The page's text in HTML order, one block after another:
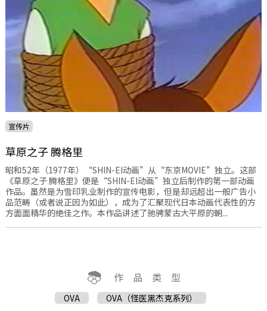
宣传片
草原之子 腾格里
昭和52年（1977年）“SHIN-EI动画”从“东京MOVIE”独立。这部
《草原之子 腾格里》便是“SHIN-EI动画”独立后制作的第一部动画
作品。虽然是为雪印乳业制作的宣传电影，但是却远超出一般广告小
品范畴（或者说正因为如此），成为了汇聚现代日本动画代表性的方
方面面精华的绝佳之作。本作品讲述了驰骋蒙古大平原的朝...
OVA OVA（怪医黑杰克系列）